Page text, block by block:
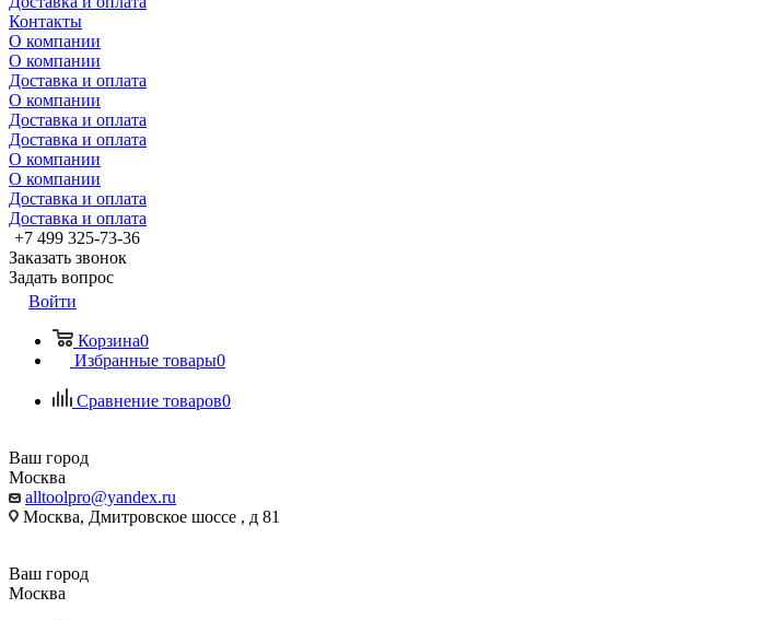
Контакты
О компании
О компании
Доставка и оплата
О компании
Доставка и оплата
Доставка и оплата
О компании
О компании
Доставка и оплата
Доставка и оплата
+7 499 325-73-36
Заказать звонок
Задать вопрос
Войти
Корзина0
Избранные товары0
Сравнение товаров0
Ваш город
Москва
alltoolpro@yandex.ru
Москва, Дмитровское шоссе , д 81
Ваш город
Москва